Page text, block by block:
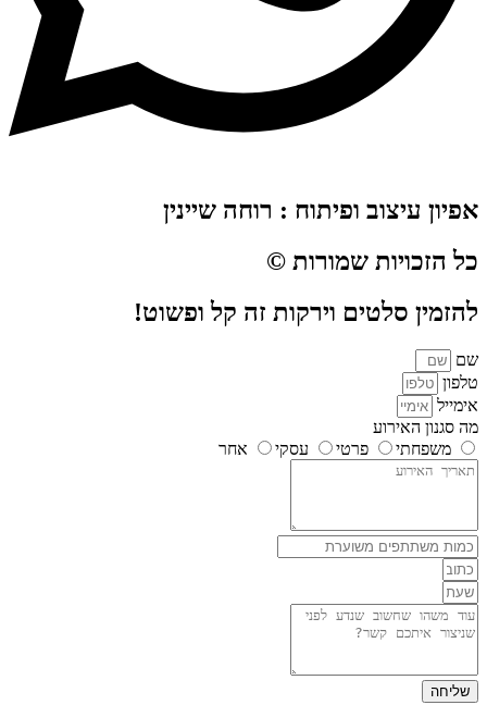
אפיון עיצוב ופיתוח : רוחה שיינין
כל הזכויות שמורות ©
להזמין סלטים וירקות זה קל ופשוט!
שם
טלפון
אימייל
מה סגנון האירוע
משפחתי
פרטי עסקי אחר
שליחה